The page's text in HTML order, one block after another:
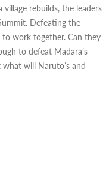
rebuilds, the leaders
Defeating the
work together. Can they
to defeat Madara’s
will Naruto’s and